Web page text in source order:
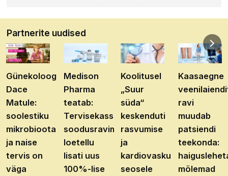
Partnerite uudised
Günekoloog
Dace
Matule:
soolestiku
mikrobioota
ja naise
tervis on
väga
Medison
Pharma
teatab:
Tervisekassa
soodusravimite
loetellu
lisati uus
100%-lise
Koolitusel
„Suur
süda“
keskenduti
rasvumise
ja
kardiovaskulaarhaiguste
seosele
Kaasaegne
ravi
muudab
patsiendi
teekonda:
mõlemad